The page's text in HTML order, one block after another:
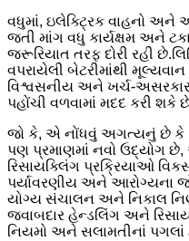
વધુમાં, ઇલેક્ટ્રિક વાહનો અને
જતી માંગ વધુ કાર્યક્ષમ અને
જરૂરિયાત તરફ દોરી રહી
વપરાયેલી બેટરીમાંથી મૂલ્યવાન
વિશ્વસનીય અને ખર્ચ-
પહોંચી વળવામાં મદદ કરી શકે
જો કે, એ નોંધવું અગત્યનું છે કે
પણ પ્રમાણમાં નવો ઉદ્યોગ
રિસાયક્લિંગ પ્રક્રિયાઓ
પર્યાવરણીય અને આરોગ્યના
યોગ્ય સંચાલન અને નિકાલ
જવાબદાર હેન્ડલિંગ અને
નિયમો અને સલામતીનાં પગલાં